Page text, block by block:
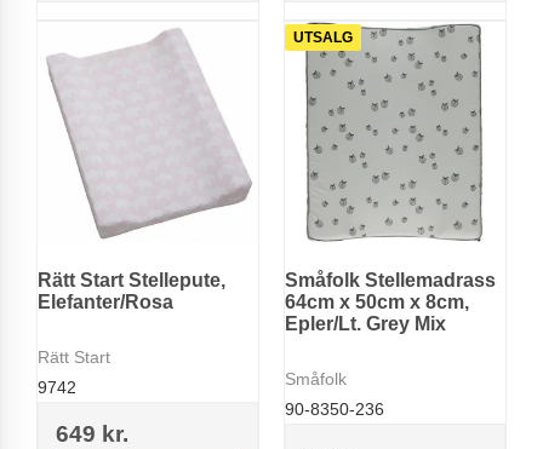
Rätt Start Stellepute,
Elefanter/Rosa
Rätt Start
9742
649 kr.
UTSALG
Småfolk Stellemadrass
64cm x 50cm x 8cm,
Epler/Lt. Grey Mix
Småfolk
90-8350-236